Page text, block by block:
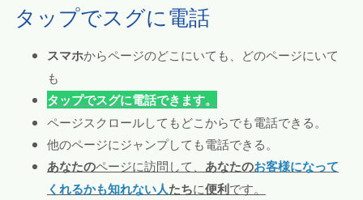
タップでスグに電話
スマホからページのどこにいても、どのページにいて
も
タップでスグに電話できます。
ページスクロールしてもどこからでも電話できる。
他のページにジャンプしても電話できる。
あなたのページに訪問して、 あなたのお客様になって
くれるかも知れない人たちに便利です。